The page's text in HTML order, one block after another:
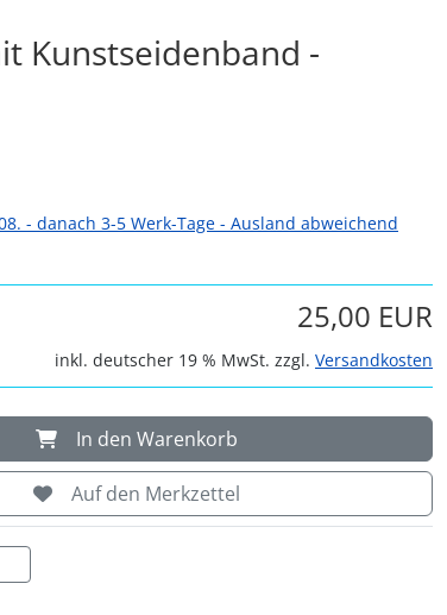
Kunstseidenband -
- danach 3-5 Werk-Tage - Ausland abweichend
Zum Vergrößern klicken Sie auf das Bild.
25,00 EUR
inkl. deutscher 19 % MwSt. zzgl. Versandkosten
In den Warenkorb
Auf den Merkzettel